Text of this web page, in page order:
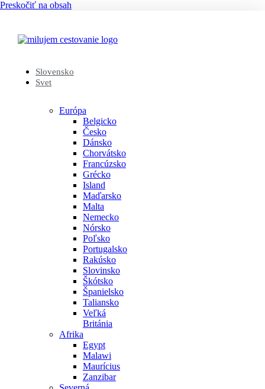
Preskočiť na obsah
Slovensko
Svet
Európa
Belgicko
Česko
Dánsko
Chorvátsko
Francúzsko
Grécko
Island
Maďarsko
Malta
Nemecko
Nórsko
Poľsko
Portugalsko
Rakúsko
Slovinsko
Škótsko
Španielsko
Taliansko
Veľká
Británia
Afrika
Egypt
Malawi
Maurícius
Zanzibar